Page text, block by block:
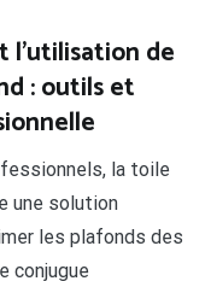
l’utilisation de
: outils et
la toile
une solution
les plafonds des
conjugue